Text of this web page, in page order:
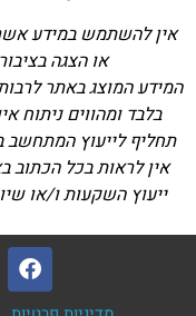
אין להשתמש במידע
או הצגה
המידע המוצג באתר
בלבד ומהווים ניתוח
תחליף לייעוץ המתחשב
אין לראות בכל הכתוב
ייעוץ השקעות ו/או